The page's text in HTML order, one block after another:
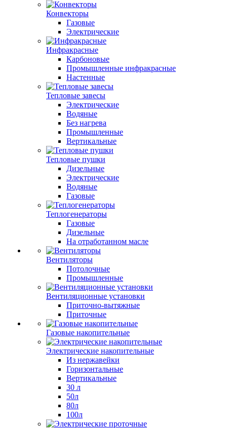
Конвекторы
Газовые
Электрические
Инфракрасные
Карбоновые
Промышленные инфракрасные
Настенные
Тепловые завесы
Электрические
Водяные
Без нагрева
Промышленные
Вертикальные
Тепловые пушки
Дизельные
Электрические
Водяные
Газовые
Теплогенераторы
Газовые
Дизельные
На отработанном масле
Вентиляторы
Потолочные
Промышленные
Вентиляционные установки
Приточно-вытяжные
Приточные
Газовые накопительные
Электрические накопительные
Из нержавейки
Горизонтальные
Вертикальные
30 л
50л
80л
100л